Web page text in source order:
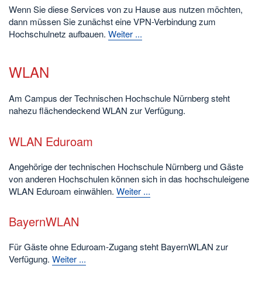
Wenn Sie diese Services von zu Hause aus nutzen möchten,
dann müssen Sie zunächst eine VPN-Verbindung zum
Hochschulnetz aufbauen. Weiter ...
WLAN
Am Campus der Technischen Hochschule Nürnberg steht
nahezu flächendeckend WLAN zur Verfügung.
WLAN Eduroam
Angehörige der technischen Hochschule Nürnberg und Gäste
von anderen Hochschulen können sich in das hochschuleigene
WLAN Eduroam einwählen. Weiter ...
BayernWLAN
Für Gäste ohne Eduroam-Zugang steht BayernWLAN zur
Verfügung. Weiter ...